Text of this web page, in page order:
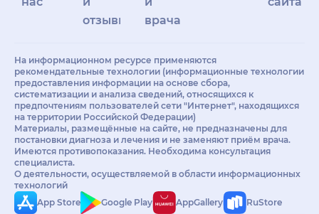
отзывы
врачам
На информационном ресурсе применяются
рекомендательные технологии (информационные технологии
предоставления информации на основе сбора,
систематизации и анализа сведений, относящихся к
предпочтениям пользователей сети "Интернет", находящихся
на территории Российской Федерации)
Материалы, размещённые на сайте, не предназначены для
постановки диагноза и лечения и не заменяют приём врача.
Имеются противопоказания. Необходима консультация
специалиста.
О деятельности, осуществляемой в области информационных
технологий
App Store
Google Play AppGallery RuStore